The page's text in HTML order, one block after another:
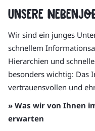
Unsere
Wir sind ein junges
schnellem
Hierarchien und
besonders wichtig: Das
vertrauensvollen und
» Was wir von Ihnen
erwarten